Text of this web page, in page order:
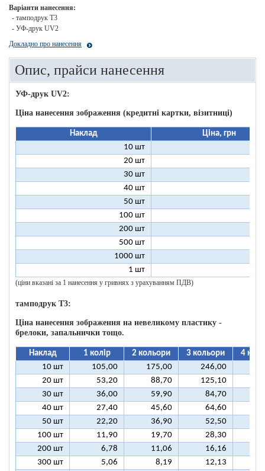
Варіанти нанесення:
- тамподрук T3
- УФ-друк UV2
Докладно про нанесення
Опис, прайси нанесення
УФ-друк UV2:
Ціна нанесення зображення (кредитні картки, візитниці)
Наклад
Ціна, грн
10 шт
20 шт
30 шт
40 шт
50 шт
100 шт
200 шт
500 шт
1000 шт
1 шт
(ціни вказані за 1 нанесення у гривнях з урахуванням ПДВ)
тамподрук T3:
Ціна нанесення зображення на невеликому пластику -
брелоки, запальнички тощо.
Наклад 1 колір 2 кольори 3 кольори
4
10 шт
105,00 175,00 246,00
20 шт
53,20 88,70 125,10
30 шт
36,00 59,90 84,70
40 шт
27,40 45,60 64,60
50 шт
22,20 36,90 52,50
100 шт
11,90 19,70 28,30
200 шт
6,78 11,06 16,16
300 шт
5,06 8,19 12,13